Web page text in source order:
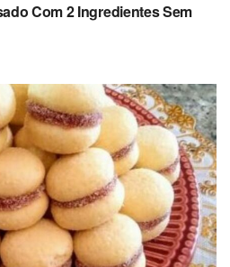
Com 2 Ingredientes Sem